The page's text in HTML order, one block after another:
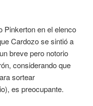
Pinkerton en el elenco
Cardozo se sintió a
breve pero notorio
considerando que
sortear
es preocupante.